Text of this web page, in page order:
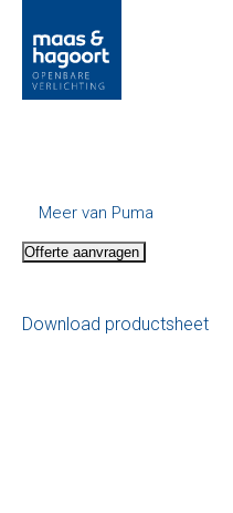
Meer van Puma
Offerte aanvragen
Download productsheet